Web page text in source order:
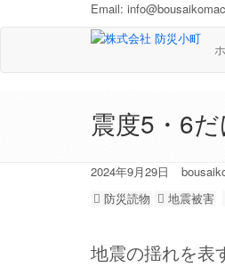
Email:
震度5・6
2024年9月29日
防災読物
地震被害
地震の揺れを表